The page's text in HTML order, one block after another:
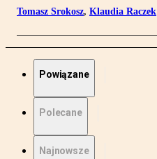
Tomasz Srokosz, Klaudia Raczek
Powiązane
Polecane
Najnowsze